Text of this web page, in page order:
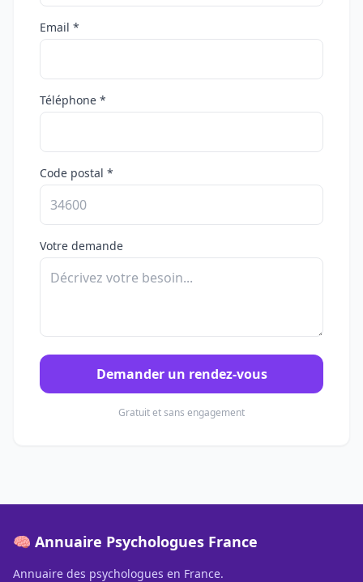
Email *
Téléphone *
Code postal *
Votre demande
Demander un rendez-vous
Gratuit et sans engagement
🧠 Annuaire Psychologues France
Annuaire des psychologues en France.